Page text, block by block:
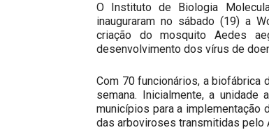
O Instituto de Biologia
inauguraram no sábado (19) a
criação do mosquito Aedes
desenvolvimento dos vírus de
Com 70 funcionários, a
semana. Inicialmente, a
municípios para a implementação
das arboviroses transmitidas pelo